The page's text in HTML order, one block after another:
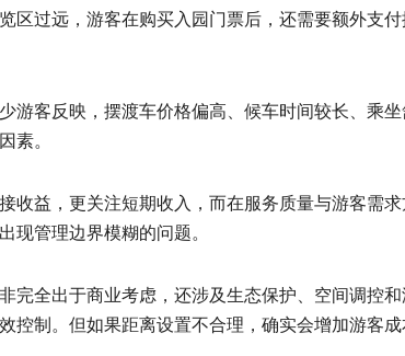
区过远，游客在购买入园门票后，还需要额外支
游客反映，摆渡车价格偏高、候车时间较长、乘
素。
收益，更关注短期收入，而在服务质量与游客需
现管理边界模糊的问题。
完全出于商业考虑，还涉及生态保护、空间调控
制。但如果距离设置不合理，确实会增加游客成